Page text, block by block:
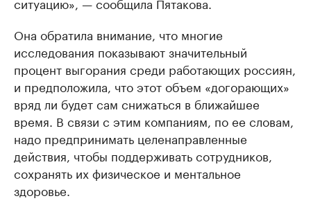
Она обратила внимание, что многие
исследования показывают значительный
процент выгорания среди работающих россиян,
и предположила, что этот объем «догорающих»
вряд ли будет сам снижаться в ближайшее
время. В связи с этим компаниям, по ее словам,
надо предпринимать целенаправленные
действия, чтобы поддерживать сотрудников,
сохранять их физическое и ментальное
здоровье.